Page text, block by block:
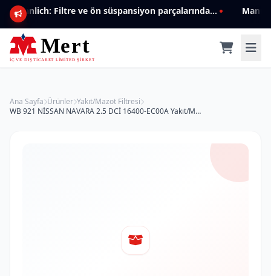
Mannlich: Filtre ve ön süspansiyon parçalarında genişleyen ürün yelpazesiyle kalite ve güven.
Ana Sayfa Ürünler Yakıt/Mazot Filtresi
WB 921 NİSSAN NAVARA 2.5 DCİ 16400-EC00A Yakıt/Mazot Filtresi